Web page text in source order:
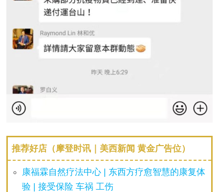
推荐好店（摩登时讯｜美西新闻 黄金广告位）
康福霖自然疗法中心 | 东西方疗愈智慧的康复体
验 | 接受保险 车祸 工伤